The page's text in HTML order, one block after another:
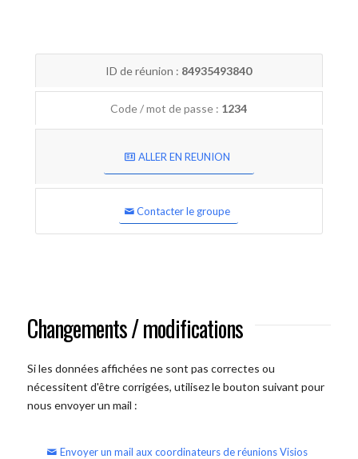
ID de réunion : 84935493840
Code / mot de passe : 1234
ALLER EN REUNION
Contacter le groupe
Changements / modifications
Si les données affichées ne sont pas correctes ou
nécessitent d'être corrigées, utilisez le bouton suivant pour
nous envoyer un mail :
Envoyer un mail aux coordinateurs de réunions Visios